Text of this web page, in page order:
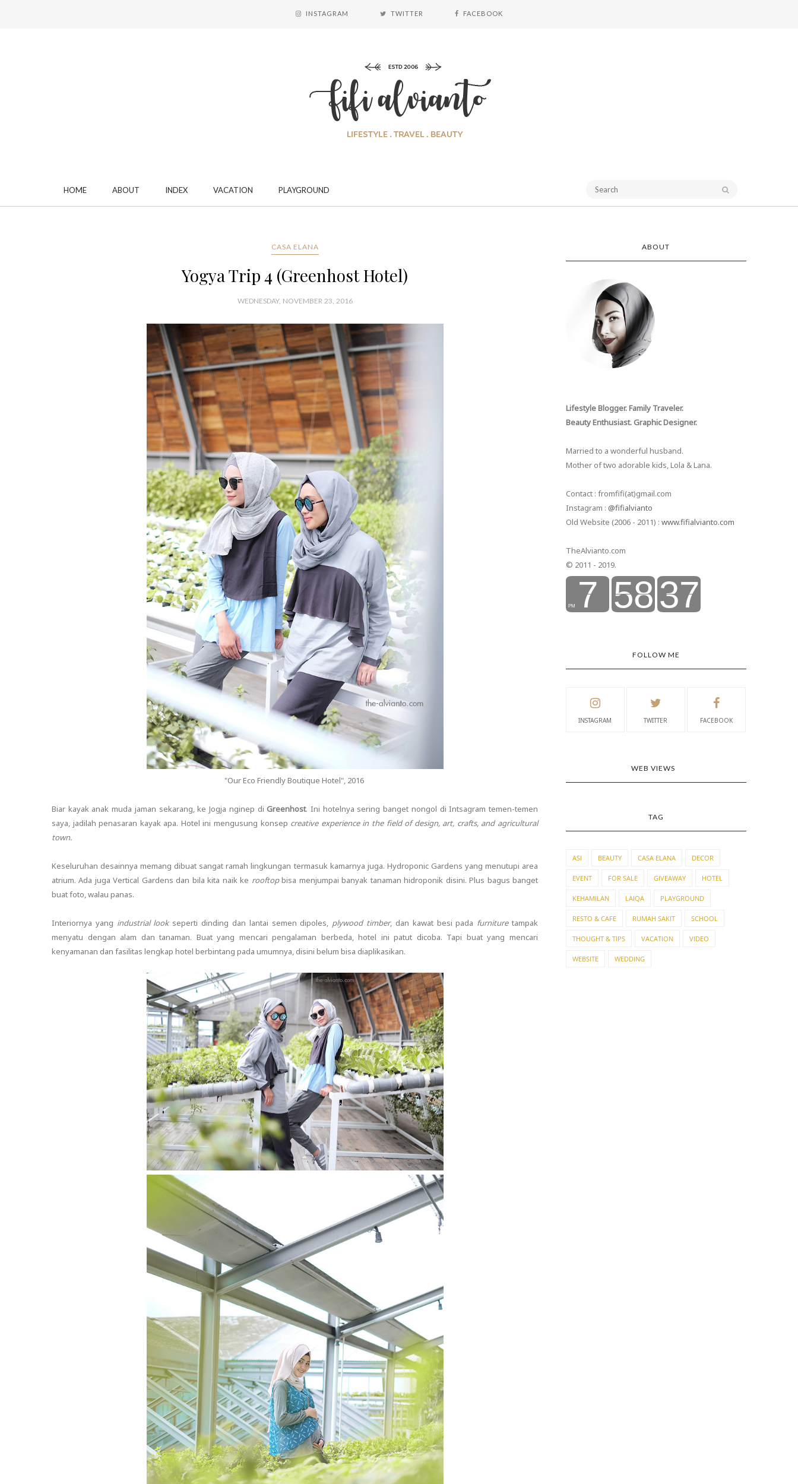
INSTAGRAM TWITTER FACEBOOK
HOME ABOUT INDEX VACATION PLAYGROUND
CASA ELANA
Yogya Trip 4 (Greenhost Hotel)
WEDNESDAY, NOVEMBER 23, 2016
"Our Eco Friendly Boutique Hotel", 2016
Biar kayak anak muda jaman sekarang, ke Jogja nginep di Greenhost. Ini hotelnya sering banget nongol di Intsagram temen-temen
saya, jadilah penasaran kayak apa. Hotel ini mengusung konsep creative experience in the field of design, art, crafts, and agricultural
town.
Keseluruhan desainnya memang dibuat sangat ramah lingkungan termasuk kamarnya juga. Hydroponic Gardens yang menutupi area
atrium. Ada juga Vertical Gardens dan bila kita naik ke rooftopbisa menjumpai banyak tanaman hidroponik disini. Plus bagus banget
buat foto, walau panas.
Interiornya yang industrial lookseperti dinding dan lantai semen dipoles, plywood timber, dan kawat besi pada furnituretampak
menyatu dengan alam dan tanaman. Buat yang mencari pengalaman berbeda, hotel ini patut dicoba. Tapi buat yang mencari
kenyamanan dan fasilitas lengkap hotel berbintang pada umumnya, disini belum bisa diaplikasikan.
ABOUT
Lifestyle Blogger. Family Traveler.
Beauty Enthusiast. Graphic Designer.
Married to a wonderful husband.
Mother of two adorable kids, Lola & Lana.
Contact : fromfifi(at)gmail.com
Instagram : @fifialvianto
Old Website (2006 - 2011) : www.fifialvianto.com
TheAlvianto.com
© 2011 - 2019.
FOLLOW ME
INSTAGRAM TWITTER FACEBOOK
WEB VIEWS
TAG
ASI BEAUTY CASA ELANA DECOR
EVENT FOR SALE GIVEAWAY HOTEL
KEHAMILAN LAIQA PLAYGROUND
RESTO & CAFE RUMAH SAKIT SCHOOL
THOUGHT & TIPS VACATION VIDEO
WEBSITE WEDDING